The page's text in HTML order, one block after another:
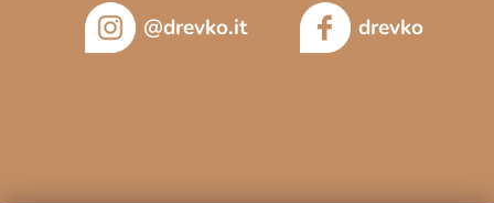
@drevko.it drevko